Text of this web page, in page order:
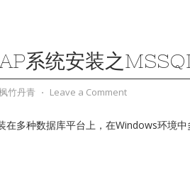
系统安装之
竹丹青 ⋅ Leave a Comment
在多种数据库平台上，在Windows环境